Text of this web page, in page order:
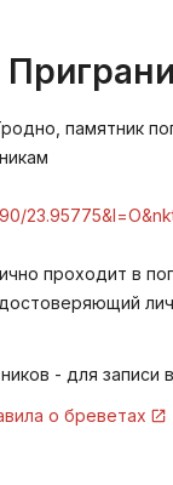
памятник
проходит в
- для записи
о бреветах